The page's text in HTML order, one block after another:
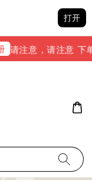
打开
请注意，请注意 下